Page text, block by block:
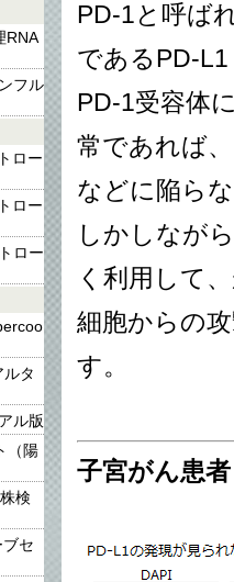
RNA
フル
ロー
ロー
ロー
タ
ル版
（陽
検
セ
PD-1と呼ば
であるPD-
PD-1受容体
常であれば
などに陥ら
しかしなが
く利用して
細胞からの
す。
子宮がん患